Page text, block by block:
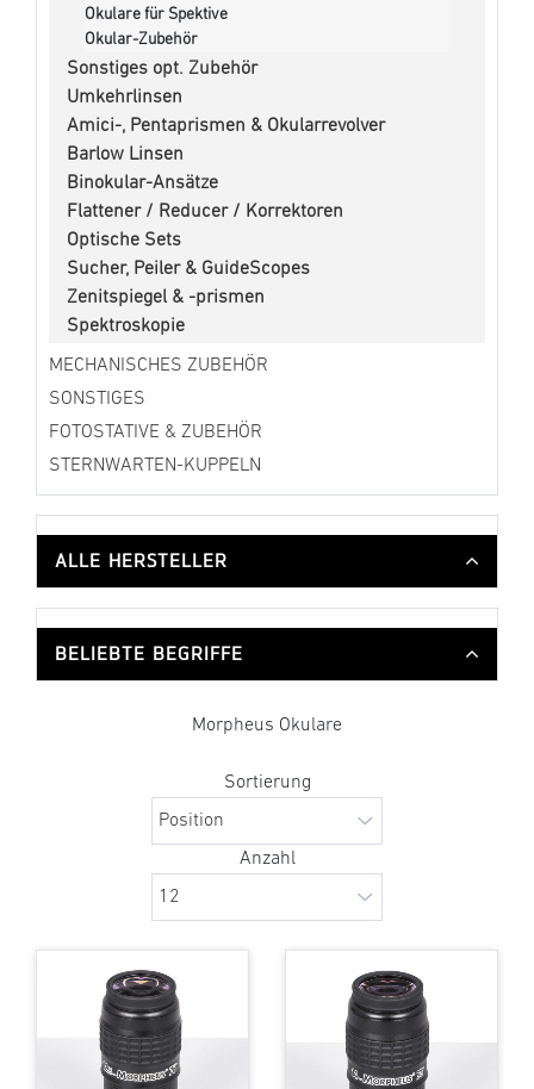
Okulare für Spektive
Okular-Zubehör
Sonstiges opt. Zubehör
Umkehrlinsen
Amici-, Pentaprismen & Okularrevolver
Barlow Linsen
Binokular-Ansätze
Flattener / Reducer / Korrektoren
Optische Sets
Sucher, Peiler & GuideScopes
Zenitspiegel & -prismen
Spektroskopie
MECHANISCHES ZUBEHÖR
SONSTIGES
FOTOSTATIVE & ZUBEHÖR
STERNWARTEN-KUPPELN
ALLE HERSTELLER
BELIEBTE BEGRIFFE
Morpheus Okulare
Sortierung
Anzahl